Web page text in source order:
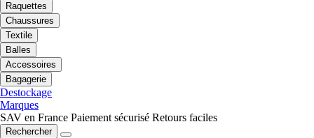
Raquettes
Chaussures
Textile
Balles
Accessoires
Bagagerie
Destockage
Marques
SAV en France Paiement sécurisé Retours faciles
Rechercher